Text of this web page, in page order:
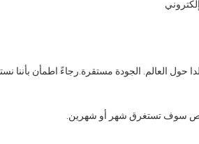
أكثر من عشر سنوات من الخبرة في بيع قطع غيار الجرار، وقد خدمنا العملاء في أكثر من 20 بلدا حول العالم. الجودة مستقرة.رجاءً اطمأن
سوف تستغرق شهر أو شهرين.